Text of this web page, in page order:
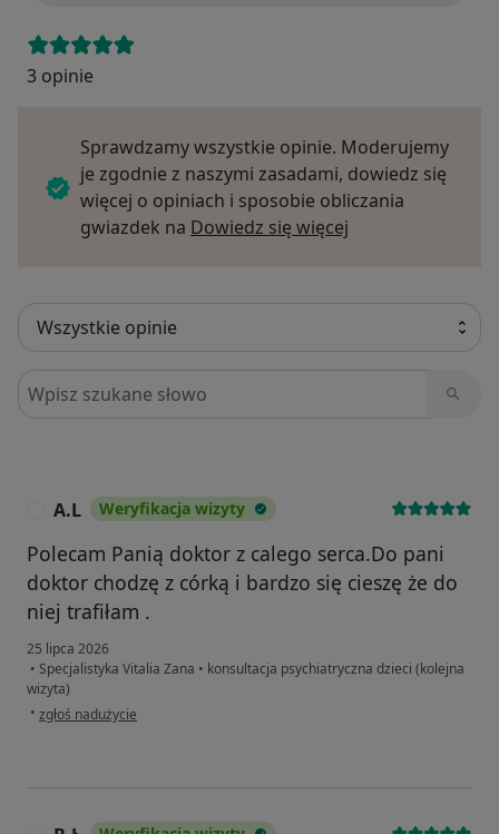
3 opinie
Sprawdzamy wszystkie opinie. Moderujemy
je zgodnie z naszymi zasadami, dowiedz się
więcej o opiniach i sposobie obliczania
gwiazdek na Dowiedz się więcej
Szukaj w opiniach
A.L Weryfikacja wizyty
Polecam Panią doktor z calego serca.Do pani
doktor chodzę z córką i bardzo się cieszę że do
niej trafiłam .
25 lipca 2026
• Specjalistyka Vitalia Zana • konsultacja psychiatryczna dzieci (kolejna
wizyta)
• w opinii użytkownika A.L
zgłoś nadużycie